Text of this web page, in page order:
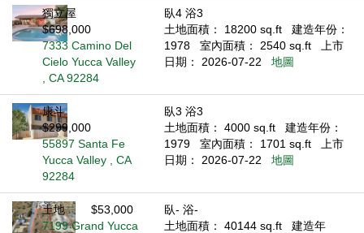
獨立屋
$698,000
7333 Camino Del
Cielo Yucca Valley
, CA 92284
臥4 浴3
土地面積： 18200 sq.ft
建造年份：
1978
室內面積： 2540 sq.ft
上市
日期： 2026-07-22
地圖
康斗
$299,000
55897 Santa Fe
Yucca Valley , CA
92284
臥3 浴3
土地面積： 4000 sq.ft
建造年份：
1979
室內面積： 1701 sq.ft
上市
日期： 2026-07-22
地圖
土地
$53,000
7199 Grand Yucca
臥- 浴-
土地面積： 40144 sq.ft
建造年